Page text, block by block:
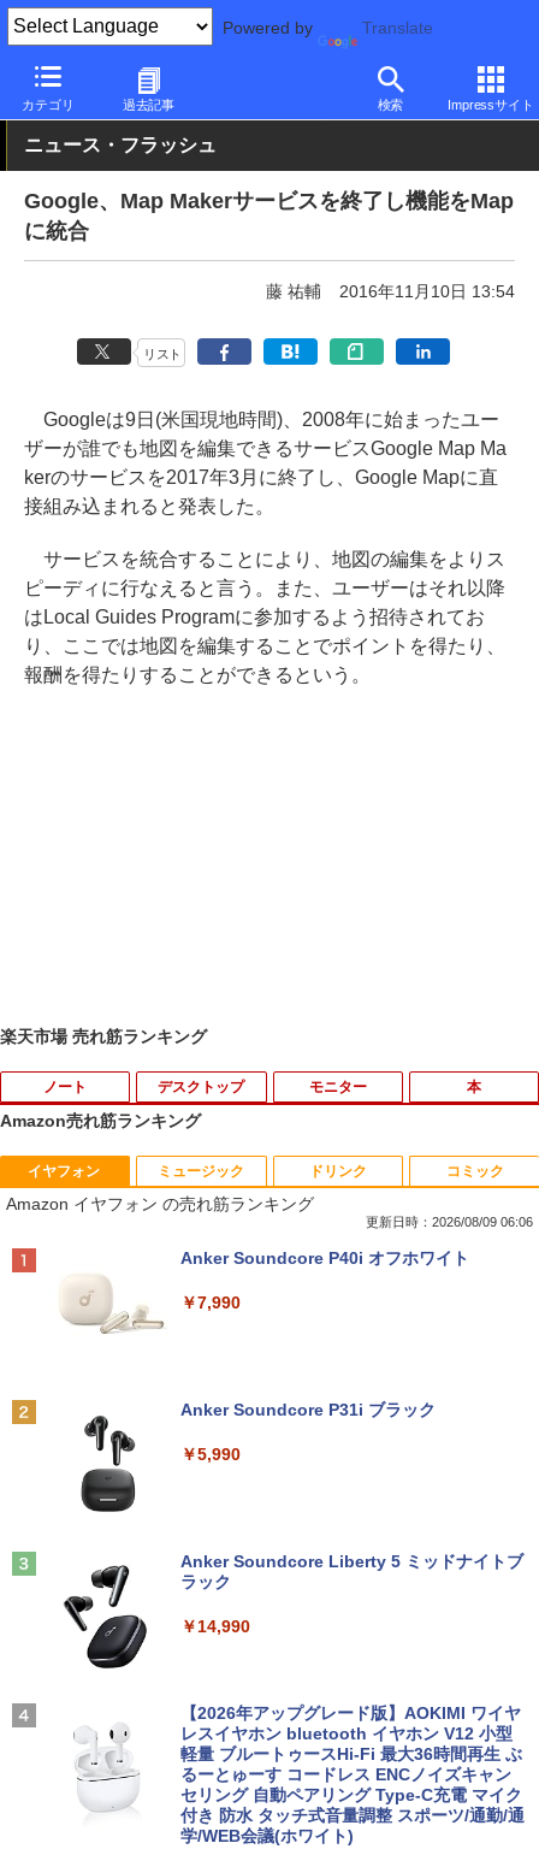
Powered by Translate
カテゴリ 過去記事 検索 Impressサイト
PC Watch 市場 サービス
ニュース・フラッシュ
Google、Map Makerサービスを終了し機能をMap
に統合
藤 祐輔 2016年11月10日 13:54
リスト
Googleは9日(米国現地時間)、2008年に始まったユー
ザーが誰でも地図を編集できるサービスGoogle Map Ma
kerのサービスを2017年3月に終了し、Google Mapに直
接組み込まれると発表した。
サービスを統合することにより、地図の編集をよりス
ピーディに行なえると言う。また、ユーザーはそれ以降
はLocal Guides Programに参加するよう招待されてお
り、ここでは地図を編集することでポイントを得たり、
報酬を得たりすることができるという。
楽天市場 売れ筋ランキング
ノート
1
中古ノートパソコン インテル Celeron C
ore i5 Windows11 Pro Office 2024付き
メモリ4GB/8GB/16GB選択可 SSD128G
在宅勤務 学生向け 初期設定不要 店長お
ン 中古PC 在宅ワーク オフィス 中古
in11搭載 パソコンノートパソコンoffice
新で在庫処分
7 A1534 Core m3 1.2GHz 8GB ローズゴ
ールド 初期化済み 動作確認済み2638003
￥18,594
デスクトップ モニター
1
【マラソンセール期間中ポイント5倍】
【まとめ買いでお得】 中古モニター 18.5
インチ WXGA 1366x768 ノングレア DE
付き サブモニターにおすすめ 動作確認済
【期間限定10%OFFクーポン 8/12 10時
イ ベゼル ディスプレイ 液晶モニター PC
￥9,480
z VESA 対応 スピーカー HDMI VGA モニ
ター 液晶 液晶モニター 液晶ディスプレ
イ 23.8インチ パソコンモニター 新品 Fe
uVision FSID24BF0SI フュービジョン
ゲーミングモニター
￥10,980
本
1
【 限定生産・特典つき 】YUZURU2027
羽生結弦カレンダー壁掛け版 [ 能登 直 ]
￥5,170
￥20,585
ー＞ [雑誌]
￥1,689
Amazon売れ筋ランキング
イヤフォン
Amazon イヤフォン の売れ筋ランキング
更新日時：2026/08/09 06:06
Anker Soundcore P40i オフホワイト
￥7,990
Anker Soundcore P31i ブラック
￥5,990
Anker Soundcore Liberty 5 ミッドナイトブ
ラック
￥14,990
【2026年アップグレード版】AOKIMI ワイヤ
レスイヤホン bluetooth イヤホン V12 小型
軽量 ブルートゥースHi-Fi 最大36時間再生 ぶ
るーとゅーす コードレス ENCノイズキャン
セリング 自動ペアリング Type-C充電 マイク
付き 防水 タッチ式音量調整 スポーツ/通勤/通
学/WEB会議(ホワイト)
ミュージック ドリンク コミック